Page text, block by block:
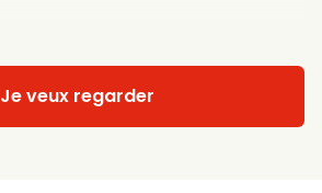
Je veux regarder